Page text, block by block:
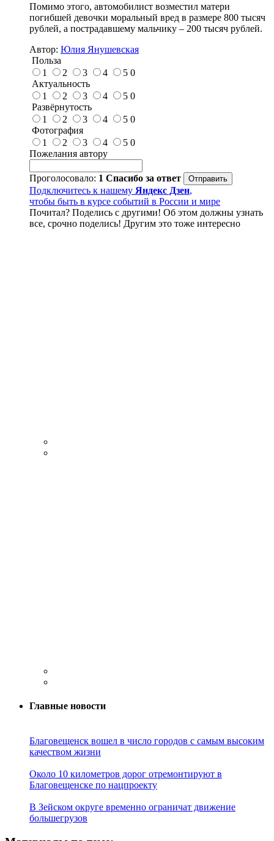
Помимо этого, автомобилист возместил матери
погибшей девочки моральный вред в размере 800 тысяч
рублей, а пострадавшему мальчику – 200 тысяч рублей.
Автор: Юлия Янушевская
Польза
1
2 3 4 5 0
Актуальность
1
2 3 4 5 0
Развёрнутость
1
2 3 4 5 0
Фотография
1
2 3 4 5 0
Пожелания автору
Проголосовало: 1 Спасибо за ответ
Подключитесь к нашему Яндекс Дзен,
чтобы быть в курсе событий в России и мире
Почитал? Поделись с другими! Об этом должны узнать
все, срочно поделись! Другим это тоже интересно
Главные новости
Благовещенск вошел в число городов с самым высоким
качеством жизни
Около 10 километров дорог отремонтируют в
Благовещенске по нацпроекту
В Зейском округе временно ограничат движение
большегрузов